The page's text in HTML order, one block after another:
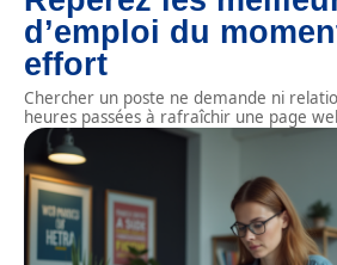
d’emploi du
effort
Chercher un poste ne demande ni
heures passées à rafraîchir une page